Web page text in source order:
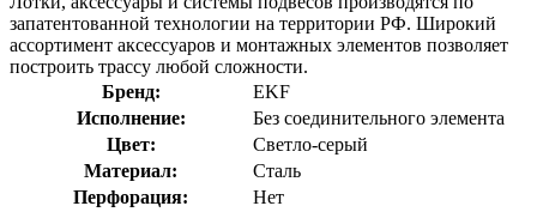
запатентованной технологии на территории РФ. Широкий
ассортимент аксессуаров и монтажных элементов позволяет
построить трассу любой сложности.
Бренд:
EKF
Исполнение:
Без соединительного элемента
Цвет:
Светло-серый
Материал:
Сталь
Перфорация:
Нет